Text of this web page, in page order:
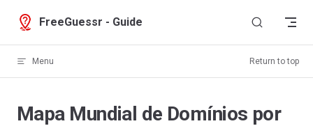
Skip to content
FreeGuessr - Guide
Menu Return to top
Mapa Mundial de Domínios por